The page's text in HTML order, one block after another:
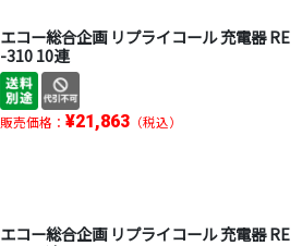
エコー総合企画 リプライコール 充電器 RE
-310 10連
販売価格： ¥21,863（税込）
エコー総合企画 リプライコール 充電器 RE